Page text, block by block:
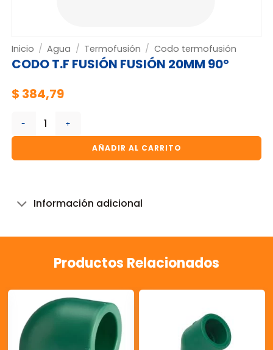
Inicio / Agua / Termofusión / Codo termofusión
CODO T.F FUSIÓN FUSIÓN 20MM 90º
$ 384,79
CODO T.F FUSIÓN FUSIÓN 20MM 90º cantidad
AÑADIR AL CARRITO
Información adicional
Productos Relacionados